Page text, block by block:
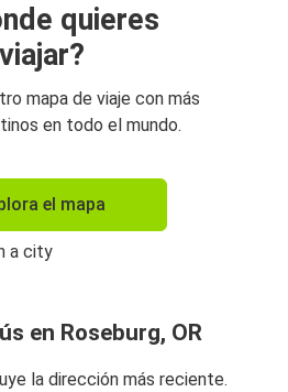
quieres
viajar?
mapa de viaje con más
en todo el mundo.
el mapa
en Roseburg, OR
la dirección más reciente.